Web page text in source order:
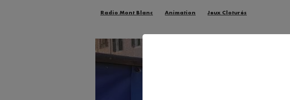
Radio Mont Blanc Animation Jeux Cloturés